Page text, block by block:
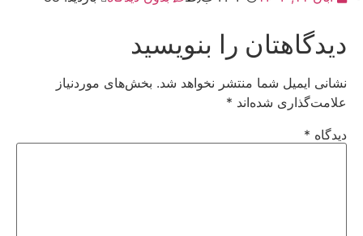
دیدگاهتان را بنویسید
نشانی ایمیل شما منتشر نخواهد شد. بخش‌های موردنیاز
علامت‌گذاری شده‌اند *
دیدگاه *